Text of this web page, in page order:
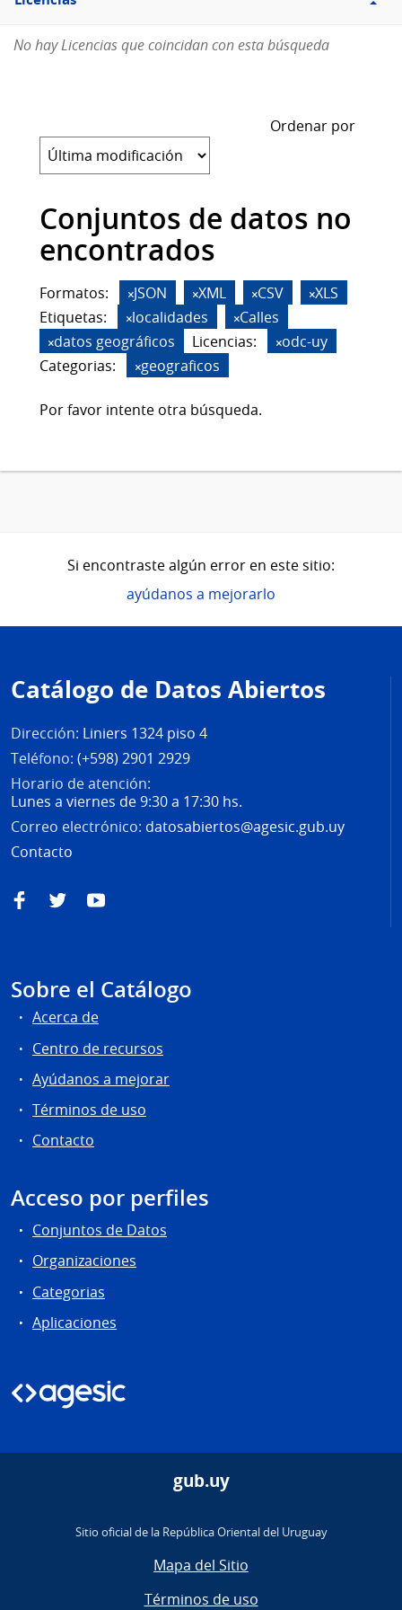
Licencias
No hay Licencias que coincidan con esta búsqueda
Ordenar por
Conjuntos de datos no
encontrados
Formatos: JSON XML CSV
XLS
Etiquetas:
localidades
Calles
datos geográficos
Licencias:
odc-uy
Categorias:
geograficos
Por favor intente otra búsqueda.
Si encontraste algún error en este sitio:
ayúdanos a mejorarlo
de
página
Catálogo de Datos Abiertos
Dirección: Liniers 1324 piso 4
Teléfono: (+598) 2901 2929
Horario de atención:
Lunes a viernes de 9:30 a 17:30 hs.
Correo electrónico: datosabiertos@agesic.gub.uy
Contacto
FacebookTwitterYouTube
Sobre el Catálogo
Acerca de
Centro de recursos
Ayúdanos a mejorar
Términos de uso
Contacto
Acceso por perfiles
Conjuntos de Datos
Organizaciones
Categorias
Aplicaciones
gub.uy
Sitio oficial de la República Oriental del Uruguay
Mapa del Sitio
Términos de uso